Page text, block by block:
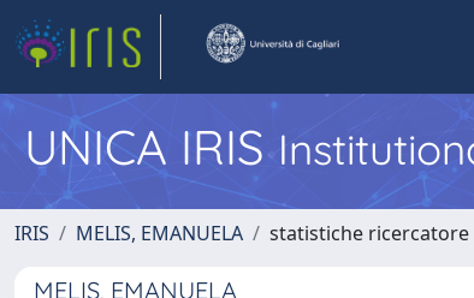
UNICA IRIS
IRIS MELIS, EMANUELA statistiche ricercatore
MELIS, EMANUELA